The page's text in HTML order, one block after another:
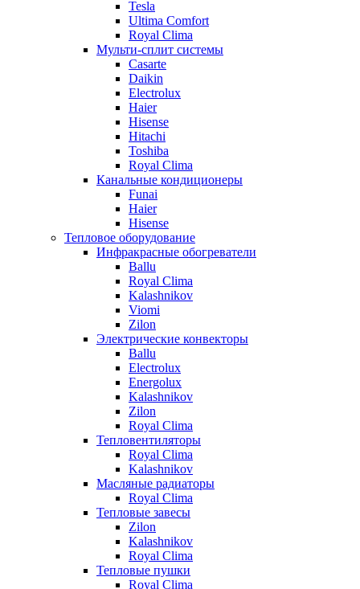
Tesla
Ultima Comfort
Royal Clima
Мульти-сплит системы
Casarte
Daikin
Electrolux
Haier
Hisense
Hitachi
Toshiba
Royal Clima
Канальные кондиционеры
Funai
Haier
Hisense
Тепловое оборудование
Инфракрасные обогреватели
Ballu
Royal Clima
Kalashnikov
Viomi
Zilon
Электрические конвекторы
Ballu
Electrolux
Energolux
Kalashnikov
Zilon
Royal Clima
Тепловентиляторы
Royal Clima
Kalashnikov
Масляные радиаторы
Royal Clima
Тепловые завесы
Zilon
Kalashnikov
Royal Clima
Тепловые пушки
Royal Clima